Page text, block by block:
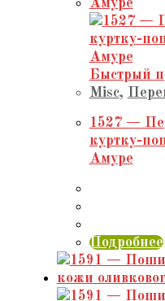
Быстрый
Misc,
1527 —
куртку-
Амуре
Подробнее